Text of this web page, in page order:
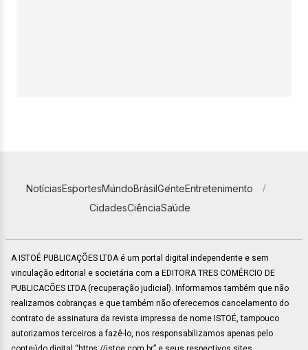
NotíciasEsportesMundoBrasilGenteEntretenimento
CidadesCiênciaSaúde
A ISTOÉ PUBLICAÇÕES LTDA é um portal digital independente e sem
vinculação editorial e societária com a EDITORA TRES COMÉRCIO DE
PUBLICACÕES LTDA (recuperação judicial). Informamos também que não
realizamos cobranças e que também não oferecemos cancelamento do
contrato de assinatura da revista impressa de nome ISTOÉ, tampouco
autorizamos terceiros a fazê-lo, nos responsabilizamos apenas pelo